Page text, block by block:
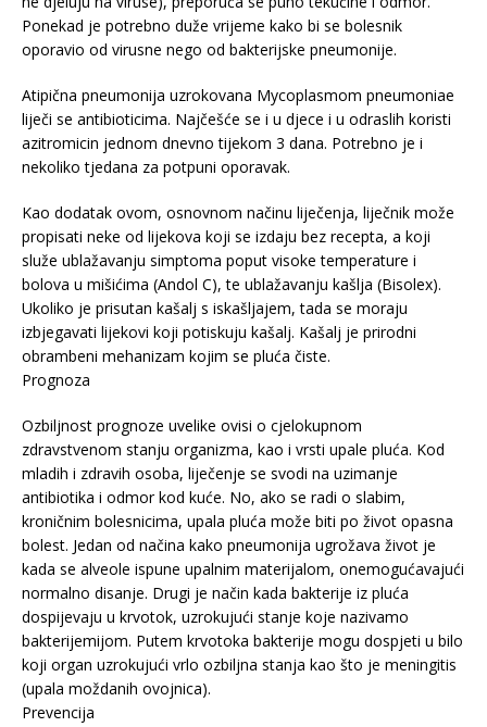
Ponekad je potrebno duže vrijeme kako bi se bolesnik
oporavio od virusne nego od bakterijske pneumonije.
Atipična pneumonija uzrokovana Mycoplasmom pneumoniae
liječi se antibioticima. Najčešće se i u djece i u odraslih koristi
azitromicin jednom dnevno tijekom 3 dana. Potrebno je i
nekoliko tjedana za potpuni oporavak.
Kao dodatak ovom, osnovnom načinu liječenja, liječnik može
propisati neke od lijekova koji se izdaju bez recepta, a koji
služe ublažavanju simptoma poput visoke temperature i
bolova u mišićima (Andol C), te ublažavanju kašlja (Bisolex).
Ukoliko je prisutan kašalj s iskašljajem, tada se moraju
izbjegavati lijekovi koji potiskuju kašalj. Kašalj je prirodni
obrambeni mehanizam kojim se pluća čiste.
Prognoza
Ozbiljnost prognoze uvelike ovisi o cjelokupnom
zdravstvenom stanju organizma, kao i vrsti upale pluća. Kod
mladih i zdravih osoba, liječenje se svodi na uzimanje
antibiotika i odmor kod kuće. No, ako se radi o slabim,
kroničnim bolesnicima, upala pluća može biti po život opasna
bolest. Jedan od načina kako pneumonija ugrožava život je
kada se alveole ispune upalnim materijalom, onemogućavajući
normalno disanje. Drugi je način kada bakterije iz pluća
dospijevaju u krvotok, uzrokujući stanje koje nazivamo
bakterijemijom. Putem krvotoka bakterije mogu dospjeti u bilo
koji organ uzrokujući vrlo ozbiljna stanja kao što je meningitis
(upala moždanih ovojnica).
Prevencija